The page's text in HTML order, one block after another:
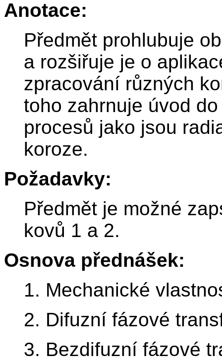
Anotace:
Předmět prohlubuje
a rozšiřuje je o
zpracování různých
toho zahrnuje úvod
procesů jako jsou
koroze.
Požadavky:
Předmět je možné
kovů 1 a 2.
Osnova přednášek:
1. Mechanické
2. Difuzní fázové
3. Bezdifuzní fázové